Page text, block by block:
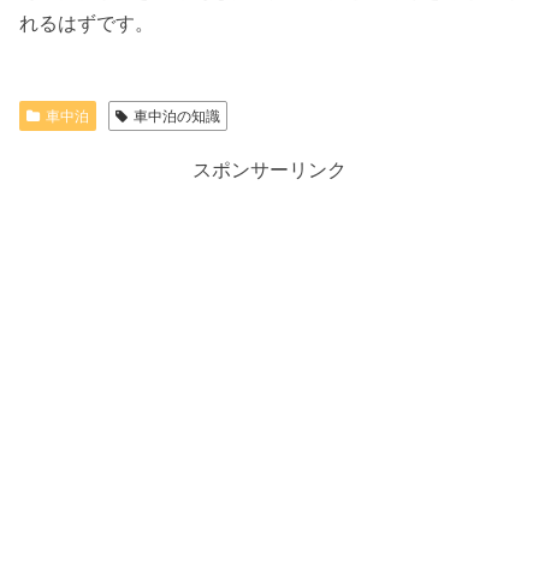
れるはずです。
車中泊 車中泊の知識
スポンサーリンク